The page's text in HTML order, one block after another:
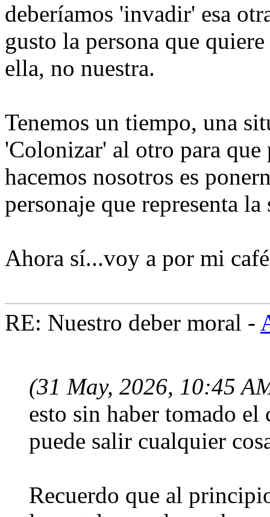
deberíamos 'invadir' esa
gusto la persona que
ella, no nuestra.
Tenemos un tiempo, una
'Colonizar' al otro para que
hacemos nosotros es
personaje que representa la
Ahora sí...voy a por mi
RE: Nuestro deber moral -
(31 May, 2026, 10:45
esto sin haber tomado el
puede salir cualquier
Recuerdo que al